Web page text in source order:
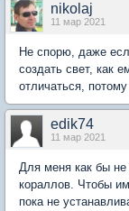
nikolaj
11 мар 2021
Не спорю, даже
создать свет, как
отличаться,
edik74
11 мар 2021
Для меня как бы не
кораллов. Чтобы
пока не